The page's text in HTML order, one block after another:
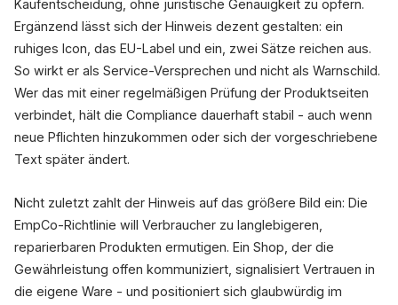
Kaufentscheidung, ohne juristische Genauigkeit zu opfern.
Ergänzend lässt sich der Hinweis dezent gestalten: ein
ruhiges Icon, das EU-Label und ein, zwei Sätze reichen aus.
So wirkt er als Service-Versprechen und nicht als Warnschild.
Wer das mit einer regelmäßigen Prüfung der Produktseiten
verbindet, hält die Compliance dauerhaft stabil - auch wenn
neue Pflichten hinzukommen oder sich der vorgeschriebene
Text später ändert.
Nicht zuletzt zahlt der Hinweis auf das größere Bild ein: Die
EmpCo-Richtlinie will Verbraucher zu langlebigeren,
reparierbaren Produkten ermutigen. Ein Shop, der die
Gewährleistung offen kommuniziert, signalisiert Vertrauen in
die eigene Ware - und positioniert sich glaubwürdig im